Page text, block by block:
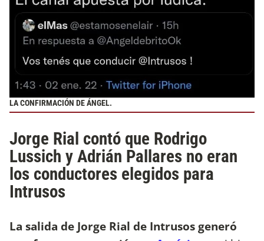
LA CONFIRMACIÓN DE ÁNGEL.
Jorge Rial contó que Rodrigo
Lussich y Adrián Pallares no eran
los conductores elegidos para
Intrusos
La salida de Jorge Rial de Intrusos generó